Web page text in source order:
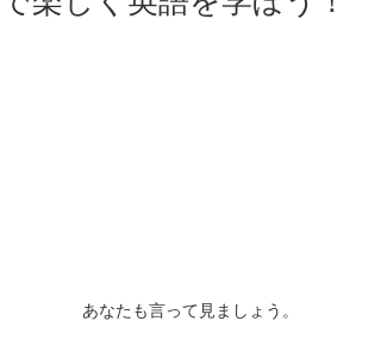
あなたも言って見ましょう。